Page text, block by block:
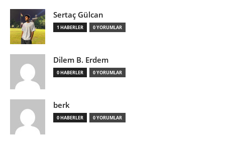
Sertaç Gülcan
1 HABERLER 0 YORUMLAR
Dilem B. Erdem
0 HABERLER 0 YORUMLAR
berk
0 HABERLER 0 YORUMLAR